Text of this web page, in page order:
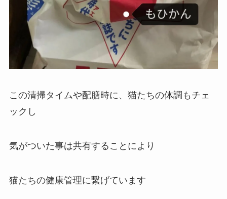
この清掃タイムや配膳時に、猫たちの体調もチェ
ックし
気がついた事は共有することにより
猫たちの健康管理に繋げています